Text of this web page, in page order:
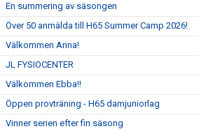
En summering av säsongen
Över 50 anmälda till H65 Summer Camp 2026!
Välkommen Anna!
JL FYSIOCENTER
Välkommen Ebba!!
Öppen provträning - H65 damjuniorlag
Vinner serien efter fin säsong